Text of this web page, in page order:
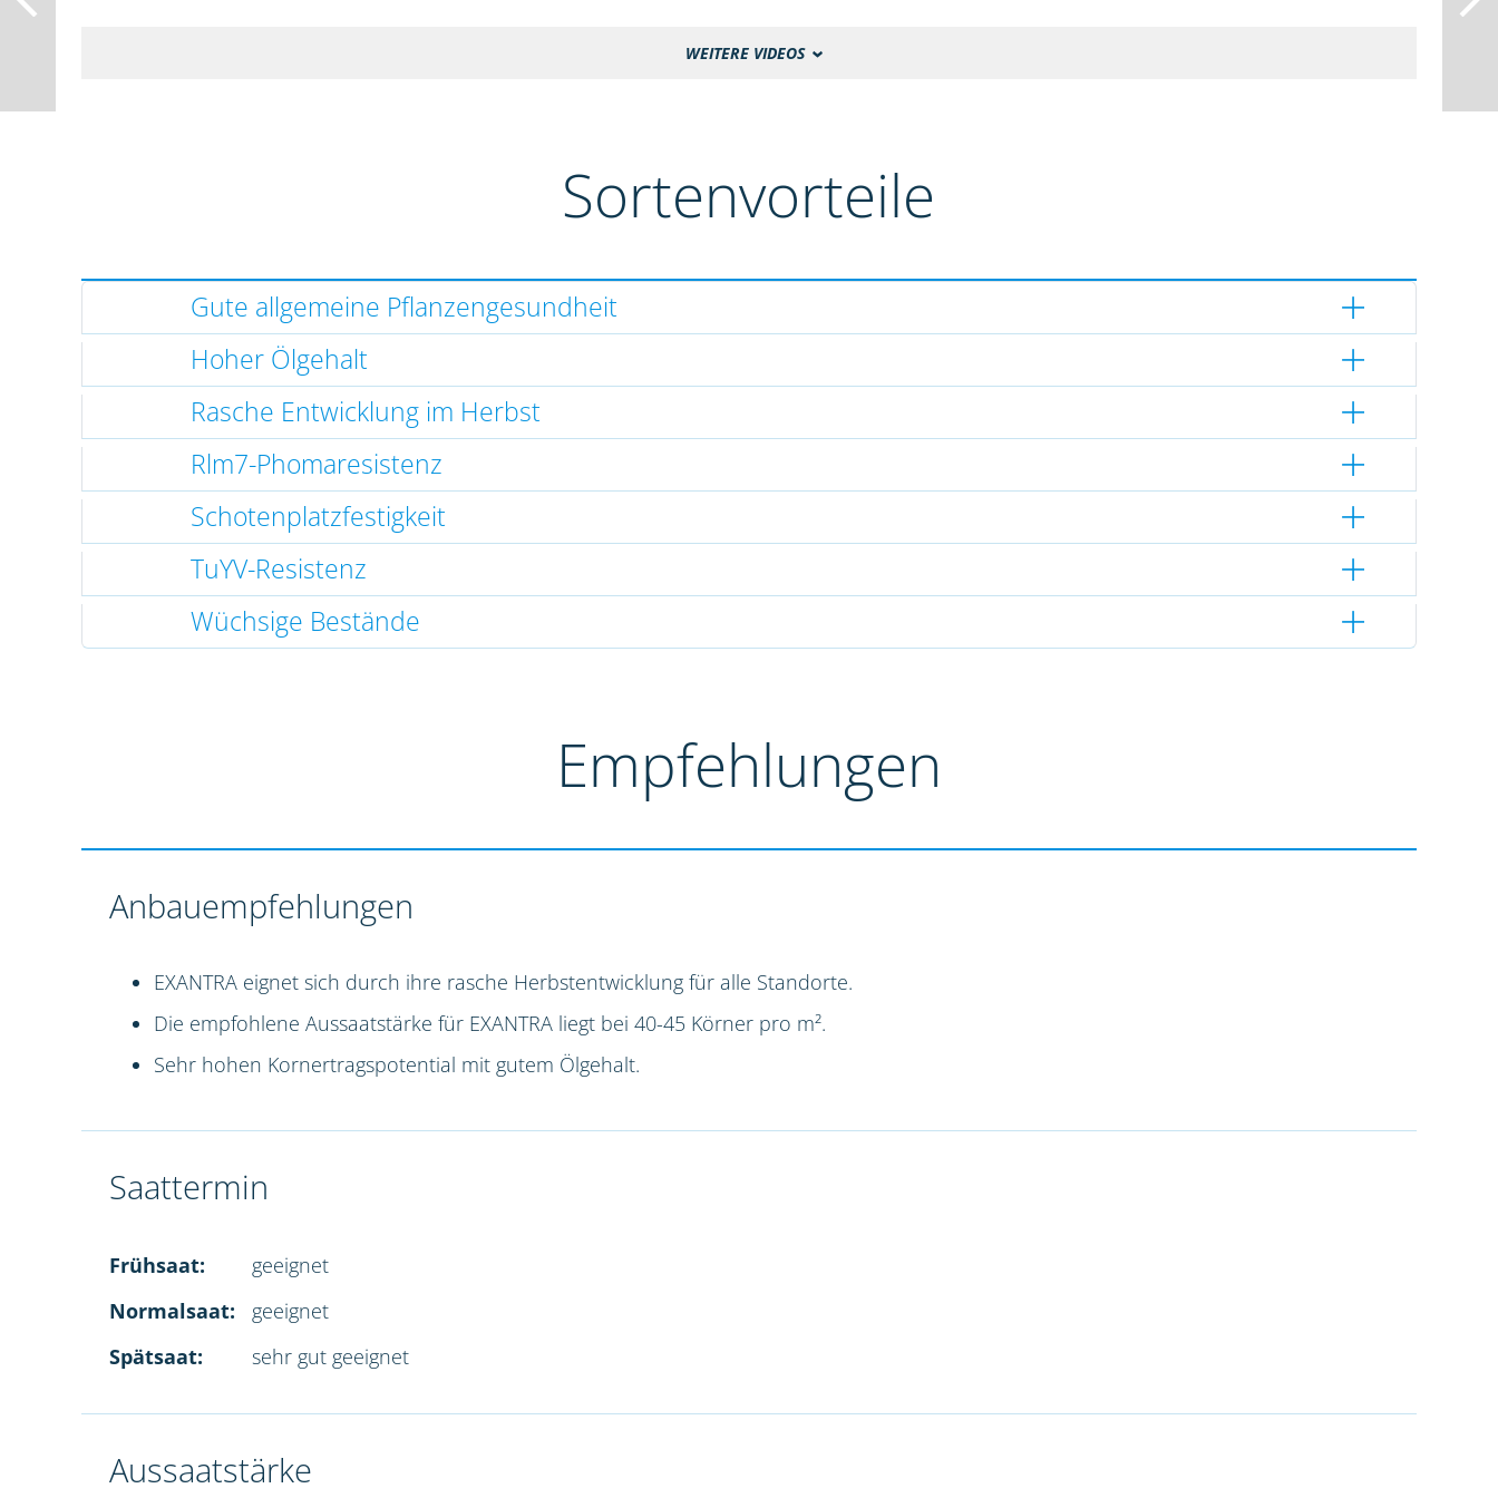
WEITERE VIDEOS
Sortenvorteile
Gute allgemeine Pflanzengesundheit
Hoher Ölgehalt
Rasche Entwicklung im Herbst
Rlm7-Phomaresistenz
Schotenplatzfestigkeit
TuYV-Resistenz
Wüchsige Bestände
Empfehlungen
Anbauempfehlungen
EXANTRA eignet sich durch ihre rasche Herbstentwicklung für alle Standorte.
Die empfohlene Aussaatstärke für EXANTRA liegt bei 40-45 Körner pro m².
Sehr hohen Kornertragspotential mit gutem Ölgehalt.
Saattermin
Frühsaat:
geeignet
Normalsaat:
geeignet
Spätsaat:
sehr gut geeignet
Aussaatstärke